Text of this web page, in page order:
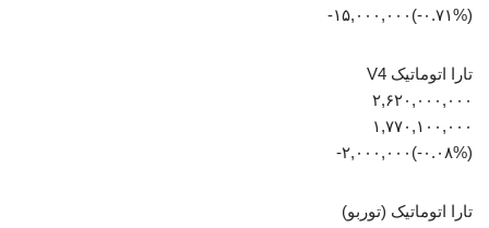
(‎-۰.۷۱%‏)‎-۱۵,۰۰۰,۰۰۰‏
تارا اتوماتیک V4
۲,۶۲۰,۰۰۰,۰۰۰
۱,۷۷۰,۱۰۰,۰۰۰
(‎-۰.۰۸%‏)‎-۲,۰۰۰,۰۰۰‏
تارا اتوماتیک (توربو)